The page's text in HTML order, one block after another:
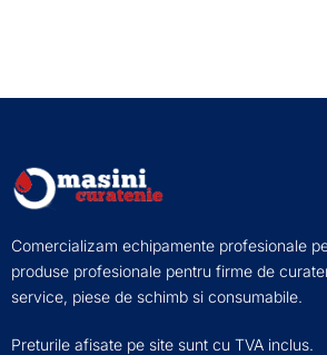
Comercializam echipamente profesionale
produse profesionale pentru firme de
service, piese de schimb si consumabile.
Preturile afisate pe site sunt cu TVA inclus.